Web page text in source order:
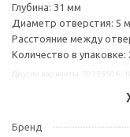
Глубина: 31 мм
Диаметр отверстия: 5
Расстояние между
Количество в упаковке:
Бренд